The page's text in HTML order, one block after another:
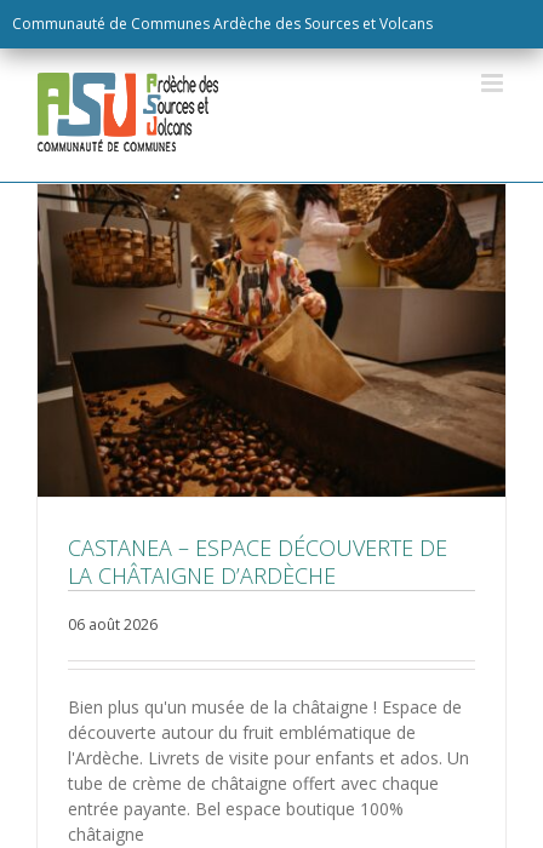
Communauté de Communes Ardèche des Sources et Volcans
to
content
CASTANEA – ESPACE DÉCOUVERTE DE
LA CHÂTAIGNE D’ARDÈCHE
06 août 2026
Bien plus qu'un musée de la châtaigne ! Espace de
découverte autour du fruit emblématique de
l'Ardèche. Livrets de visite pour enfants et ados. Un
tube de crème de châtaigne offert avec chaque
entrée payante. Bel espace boutique 100%
châtaigne